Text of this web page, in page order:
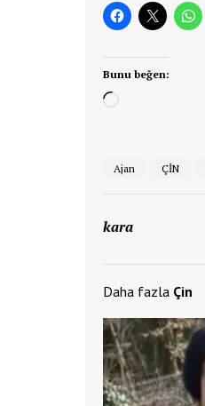
Bunu beğen:
Yükleniyor...
Ajan ÇİN
kara
Daha fazla Çin